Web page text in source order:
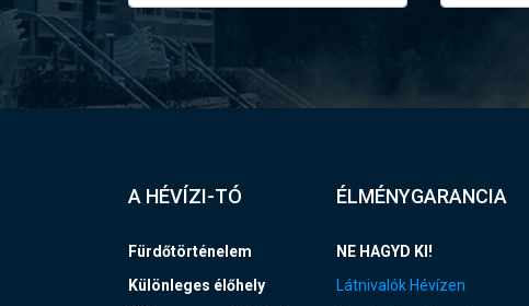
A HÉVÍZI-TÓ
Fürdőtörténelem
Különleges élőhely
ÉLMÉNYGARANCIA
NE HAGYD KI!
Látnivalók Hévízen